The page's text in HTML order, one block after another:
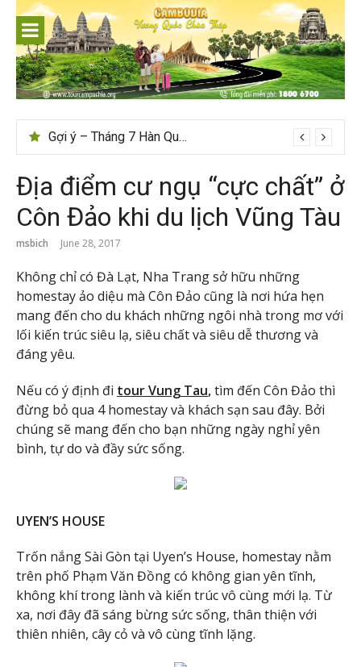
content
Gợi ý – Tháng 7 Hàn Quốc nên đi đâu, mặc gì đẹp?
Địa điểm cư ngụ “cực chất” ở
Côn Đảo khi du lịch Vũng Tàu
msbich June 28, 2017
Không chỉ có Đà Lạt, Nha Trang sở hữu những
homestay ảo diệu mà Côn Đảo cũng là nơi hứa hẹn
mang đến cho du khách những ngôi nhà trong mơ với
lối kiến trúc siêu lạ, siêu chất và siêu dễ thương và
đáng yêu.
Nếu có ý định đi tour Vung Tau,tìm đến Côn Đảo thì
đừng bỏ qua 4 homestay và khách sạn sau đây. Bởi
chúng sẽ mang đến cho bạn những ngày nghỉ yên
bình, tự do và đầy sức sống.
UYEN’S HOUSE
Trốn nắng Sài Gòn tại Uyen’s House, homestay nằm
trên phố Phạm Văn Đồng có không gian yên tĩnh,
không khí trong lành và kiến trúc vô cùng mới lạ. Từ
xa, nơi đây đã sáng bừng sức sống, thân thiện với
thiên nhiên, cây cỏ và vô cùng tĩnh lặng.